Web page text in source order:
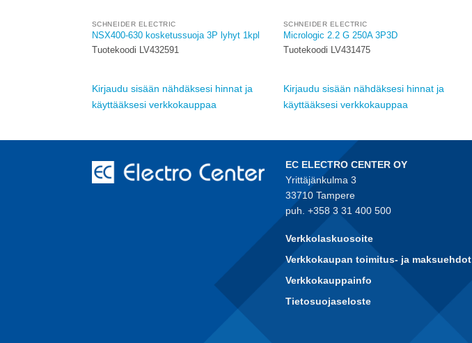
SCHNEIDER ELECTRIC
NSX400-630 kosketussuoja 3P lyhyt 1kpl
Tuotekoodi LV432591
Kirjaudu sisään nähdäksesi hinnat ja
käyttääksesi verkkokauppaa
SCHNEIDER ELECTRIC
Micrologic 2.2 G 250A 3P3D
Tuotekoodi LV431475
Kirjaudu sisään nähdäksesi hinnat ja
käyttääksesi verkkokauppaa
EC ELECTRO CENTER OY
Yrittäjänkulma 3
33710 Tampere
puh. +358 3 31 400 500
Verkkolaskuosoite
Verkkokaupan toimitus- ja maksuehdot
Verkkokauppainfo
Tietosuojaseloste